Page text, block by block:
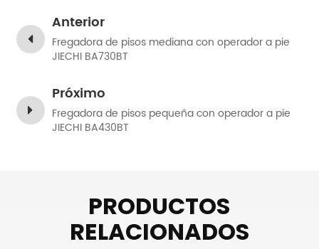
Anterior
Fregadora de pisos mediana con operador a pie
JIECHI BA730BT
Próximo
Fregadora de pisos pequeña con operador a pie
JIECHI BA430BT
PRODUCTOS
RELACIONADOS